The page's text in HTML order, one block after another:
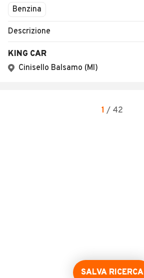
Benzina
Descrizione
KING CAR
Cinisello Balsamo (MI)
1 / 42
SALVA RICERCA